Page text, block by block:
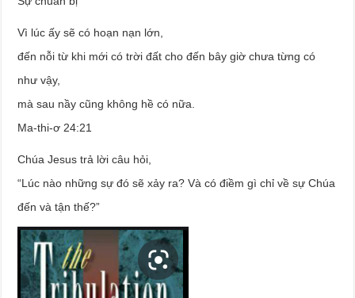
Vì lúc ấy sẽ có hoạn nạn lớn,
đến nỗi từ khi mới có trời đất cho đến bây giờ chưa từng có
như vậy,
mà sau nầy cũng không hề có nữa.
Ma-thi-ơ 24:21
Chúa Jesus trả lời câu hỏi,
“Lúc nào những sự đó sẽ xảy ra? Và có điềm gì chỉ về sự Chúa
đến và tận thế?”